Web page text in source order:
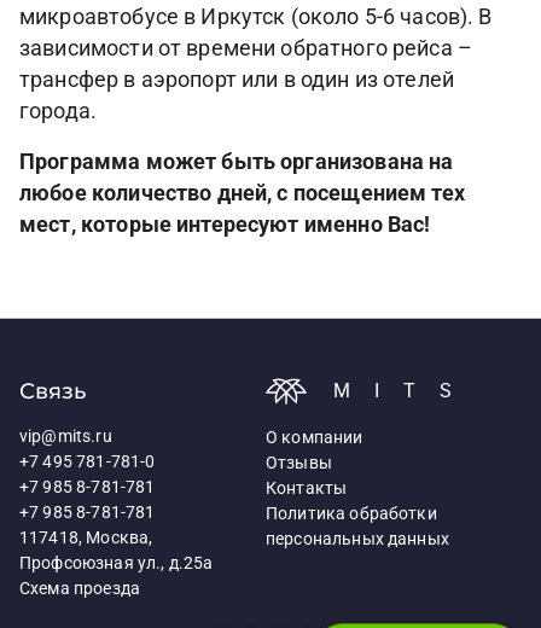
микроавтобусе в Иркутск (около 5-6 часов). В
зависимости от времени обратного рейса –
трансфер в аэропорт или в один из отелей
города.
Программа может быть организована на
любое количество дней, с посещением тех
мест, которые интересуют именно Вас!
Связь
vip@mits.ru
+7 495 781-781-0
+7 985 8-781-781
+7 985 8-781-781
117418, Москва,
Профсоюзная ул., д.25а
Схема проезда
MITS
О компании
Отзывы
Контакты
Политика обработки
персональных данных